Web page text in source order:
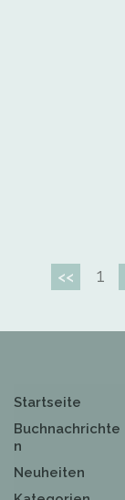
<< 1
Startseite
Buchnachrichte
n
Neuheiten